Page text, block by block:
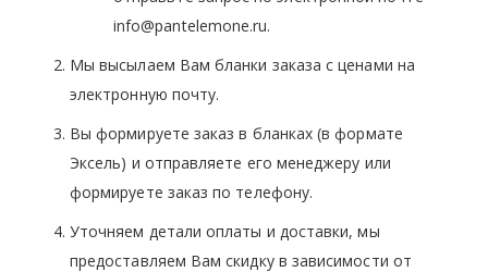
info@pantelemone.ru.
Мы высылаем Вам бланки заказа с ценами на
электронную почту.
Вы формируете заказ в бланках (в формате
Эксель) и отправляете его менеджеру или
формируете заказ по телефону.
Уточняем детали оплаты и доставки, мы
предоставляем Вам скидку в зависимости от